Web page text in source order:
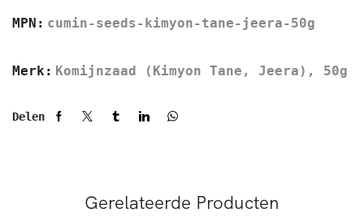
MPN: cumin-seeds-kimyon-tane-jeera-50g
Merk: Komijnzaad (Kimyon Tane, Jeera), 50g
Delen
Gerelateerde Producten